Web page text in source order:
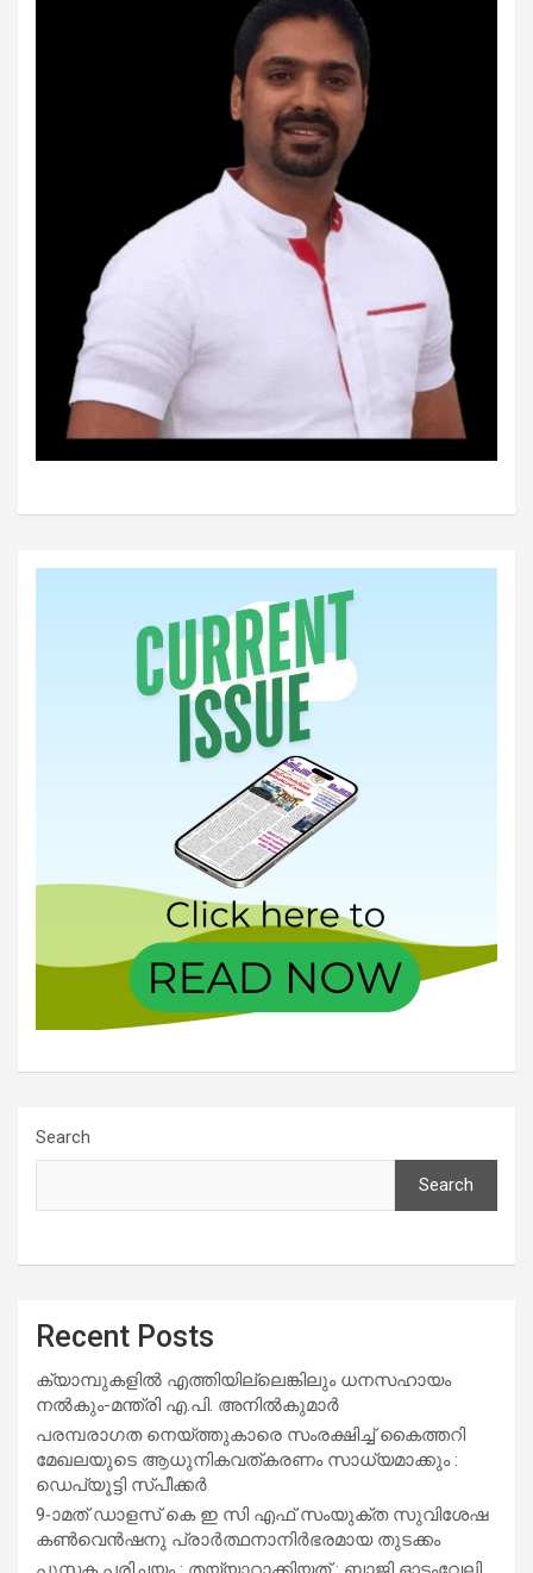
Search
Search
Recent Posts
ക്യാമ്പുകളിൽ എത്തിയില്ലെങ്കിലും ധനസഹായം
നൽകും-മന്ത്രി എ.പി. അനിൽകുമാർ
പരമ്പരാഗത നെയ്ത്തുകാരെ സംരക്ഷിച്ച് കൈത്തറി
മേഖലയുടെ ആധുനികവത്കരണം സാധ്യമാക്കും :
ഡെപ്യൂട്ടി സ്പീക്കർ
9-ാമത് ഡാളസ് കെ ഇ സി എഫ് സംയുക്ത സുവിശേഷ
കൺവെൻഷനു പ്രാർത്ഥനാനിർഭരമായ തുടക്കം